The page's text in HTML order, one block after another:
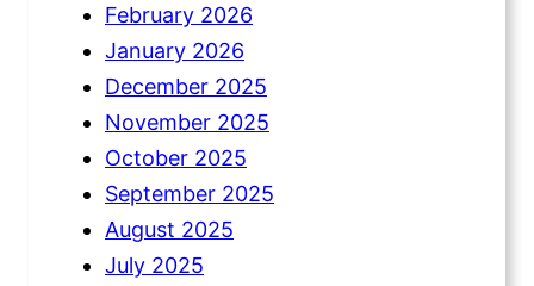
February 2026
January 2026
December 2025
November 2025
October 2025
September 2025
August 2025
July 2025